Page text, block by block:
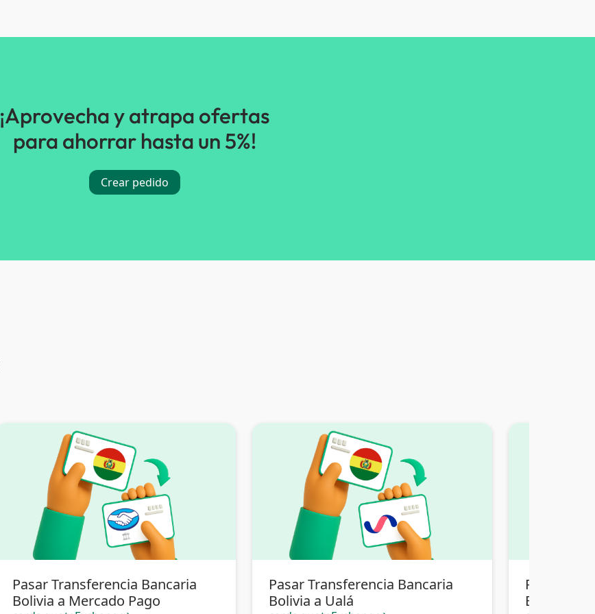
¡Aprovecha y atrapa ofertas
para ahorrar hasta un 5%!
Crear pedido
Pasar Transferencia Bancaria
Bolivia a Mercado Pago
Pasar Transferencia Bancaria
Bolivia a Ualá
Pasar
Bolivia a